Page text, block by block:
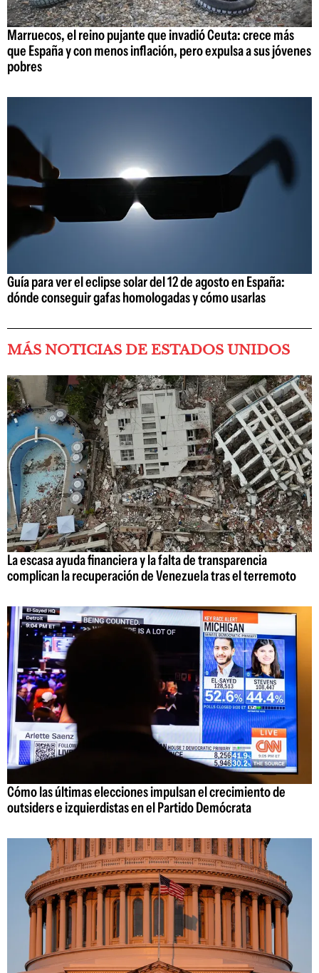
Marruecos, el reino pujante que invadió Ceuta: crece más
que España y con menos inflación, pero expulsa a sus jóvenes
pobres
Guía para ver el eclipse solar del 12 de agosto en España:
dónde conseguir gafas homologadas y cómo usarlas
MÁS NOTICIAS DE ESTADOS UNIDOS
La escasa ayuda financiera y la falta de transparencia
complican la recuperación de Venezuela tras el terremoto
Cómo las últimas elecciones impulsan el crecimiento de
outsiders e izquierdistas en el Partido Demócrata